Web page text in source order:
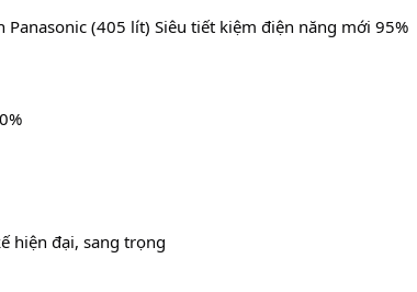
Panasonic (405 lít) Siêu tiết kiệm điện năng mới 95%
hiện đại, sang trọng